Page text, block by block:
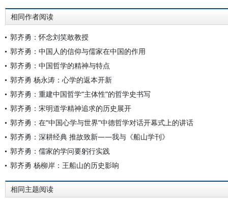
相同作者阅读
郭齐勇：怀念刘笑敢教授
郭齐勇：中国人的信仰与儒家在中国的作用
郭齐勇：中国哲学的精神与特点
郭齐勇 杨永涛：心学的返本开新
郭齐勇：重建中国哲学“主体性”的哲学史书写
郭齐勇：宋明道学精神追求的历史展开
郭齐勇：在“中国心学与世界”中德哲学对话开幕式上的讲话
郭齐勇：深耕经典 推故致新——我与《船山学刊》
郭齐勇：儒家的学问要躬行实践
郭齐勇 杨柳岸：王船山的历史影响
相同主题阅读